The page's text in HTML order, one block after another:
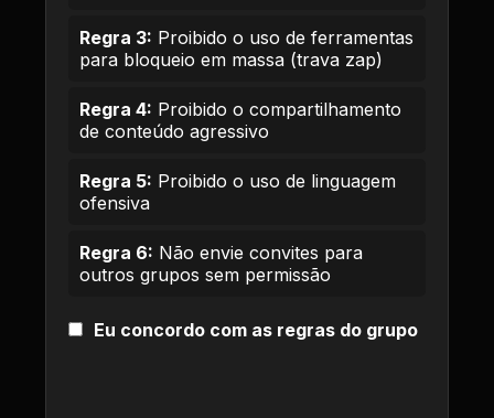
Regra 3: Proibido o uso de ferramentas
para bloqueio em massa (trava zap)
Regra 4: Proibido o compartilhamento
de conteúdo agressivo
Regra 5: Proibido o uso de linguagem
ofensiva
Regra 6: Não envie convites para
outros grupos sem permissão
Eu concordo com as regras do grupo